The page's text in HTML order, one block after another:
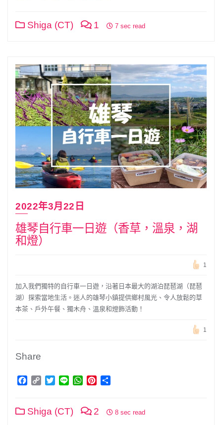
Shiga (CT) 1 7 sec read
2022年3月22日
雄琴自行車一日遊（香草，溫泉，湖
和燈）
1
加入我們獨特的自行車一日遊，沿著日本最大的湖泊琵琶湖（琵琶
湖）探索當地生活。迷人的雄琴小鎮提供鄉村風光、令人放鬆的草
本茶、戶外午餐、獨木舟、溫泉和燈飾活動！
1
Share
Facebook
Copy TwitterLine WhatsApp
Pinterest
Shiga (CT) 2 8 sec read